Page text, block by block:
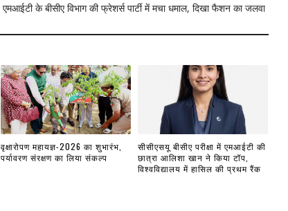
एमआईटी के बीसीए विभाग की फ्रेशर्स पार्टी में मचा धमाल, दिखा फैशन का जलवा
वृक्षारोपण महायज्ञ-2026 का शुभारंभ,
पर्यावरण संरक्षण का लिया संकल्प
सीसीएसयू बीसीए परीक्षा में एमआईटी की
छात्रा आलिशा खान ने किया टॉप,
विश्वविद्यालय में हासिल की प्रथम रैंक